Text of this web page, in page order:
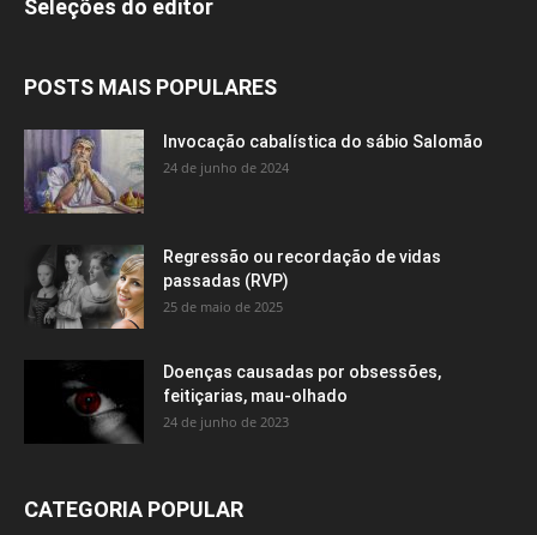
Seleções do editor
POSTS MAIS POPULARES
Invocação cabalística do sábio Salomão
24 de junho de 2024
Regressão ou recordação de vidas
passadas (RVP)
25 de maio de 2025
Doenças causadas por obsessões,
feitiçarias, mau-olhado
24 de junho de 2023
CATEGORIA POPULAR